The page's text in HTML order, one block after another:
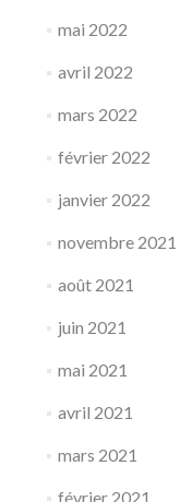
mai 2022
avril 2022
mars 2022
février 2022
janvier 2022
novembre 2021
août 2021
juin 2021
mai 2021
avril 2021
mars 2021
février 2021